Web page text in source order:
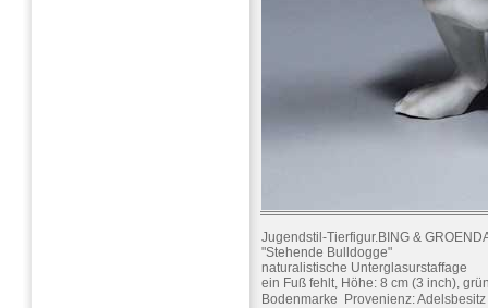
Jugendstil-Tierfigur.BING &
"Stehende Bulldogge"
naturalistische Unterglasurstaffage
ein Fuß fehlt, Höhe: 8 cm (3 inch),
Bodenmarke  Provenienz: